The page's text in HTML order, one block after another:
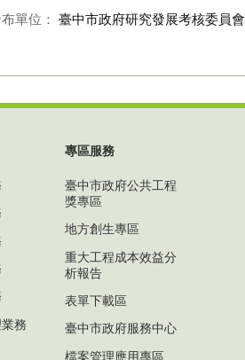
單位： 臺中市政府研究發展考核委員會
務
專區服務
臺中市政府公共工程
獎專區
地方創生專區
重大工程成本效益分
析報告
表單下載區
臺中市政府服務中心
檔案管理應用專區